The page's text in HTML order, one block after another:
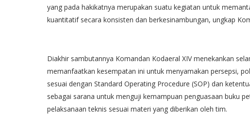
yang pada hakikatnya merupakan suatu kegiatan untuk
kuantitatif secara konsisten dan berkesinambungan, ungkap
Diakhir sambutannya Komandan Kodaeral XIV menekankan
memanfaatkan kesempatan ini untuk menyamakan persepsi,
sesuai dengan Standard Operating Procedure (SOP) dan
sebagai sarana untuk menguji kemampuan penguasaan buku
pelaksanaan teknis sesuai materi yang diberikan oleh tim.